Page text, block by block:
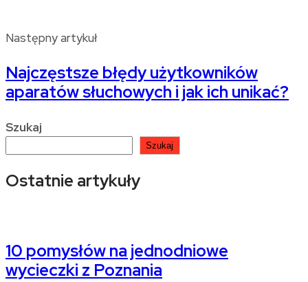
Następny artykuł
Najczęstsze błędy użytkowników
aparatów słuchowych i jak ich unikać?
Szukaj
Szukaj
Ostatnie artykuły
10 pomysłów na jednodniowe
wycieczki z Poznania